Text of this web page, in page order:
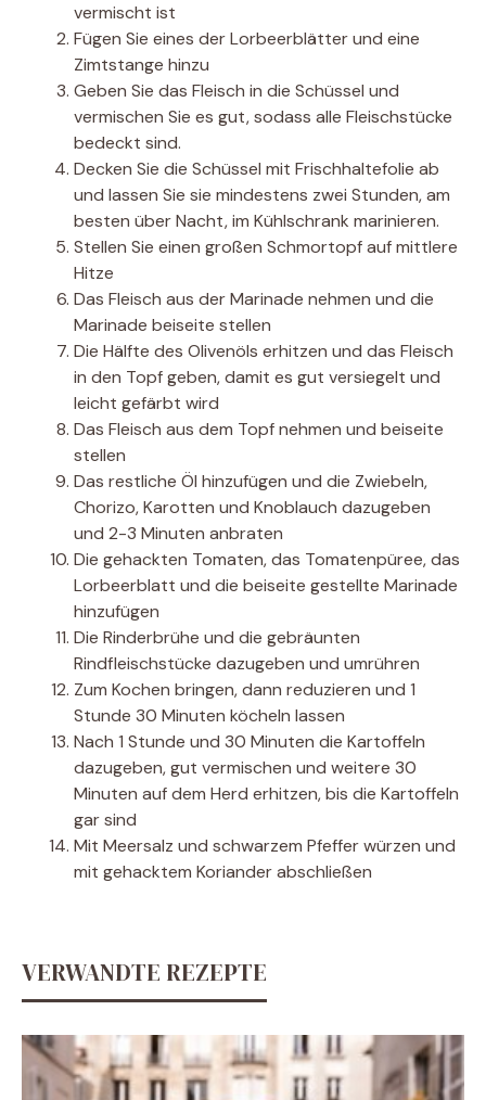
vermischt ist
Fügen Sie eines der Lorbeerblätter und eine
Zimtstange hinzu
Geben Sie das Fleisch in die Schüssel und
vermischen Sie es gut, sodass alle Fleischstücke
bedeckt sind.
Decken Sie die Schüssel mit Frischhaltefolie ab
und lassen Sie sie mindestens zwei Stunden, am
besten über Nacht, im Kühlschrank marinieren.
Stellen Sie einen großen Schmortopf auf mittlere
Hitze
Das Fleisch aus der Marinade nehmen und die
Marinade beiseite stellen
Die Hälfte des Olivenöls erhitzen und das Fleisch
in den Topf geben, damit es gut versiegelt und
leicht gefärbt wird
Das Fleisch aus dem Topf nehmen und beiseite
stellen
Das restliche Öl hinzufügen und die Zwiebeln,
Chorizo, Karotten und Knoblauch dazugeben
und 2-3 Minuten anbraten
Die gehackten Tomaten, das Tomatenpüree, das
Lorbeerblatt und die beiseite gestellte Marinade
hinzufügen
Die Rinderbrühe und die gebräunten
Rindfleischstücke dazugeben und umrühren
Zum Kochen bringen, dann reduzieren und 1
Stunde 30 Minuten köcheln lassen
Nach 1 Stunde und 30 Minuten die Kartoffeln
dazugeben, gut vermischen und weitere 30
Minuten auf dem Herd erhitzen, bis die Kartoffeln
gar sind
Mit Meersalz und schwarzem Pfeffer würzen und
mit gehacktem Koriander abschließen
VERWANDTE REZEPTE